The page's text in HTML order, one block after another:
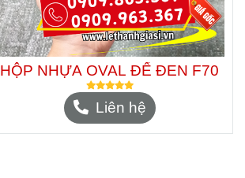
HỘP NHỰA OVAL ĐẾ ĐEN F70
Liên hệ